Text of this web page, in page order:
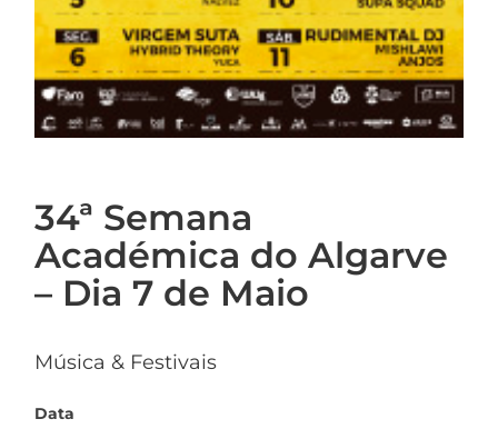
34ª Semana
Académica do Algarve
– Dia 7 de Maio
Música & Festivais
Data